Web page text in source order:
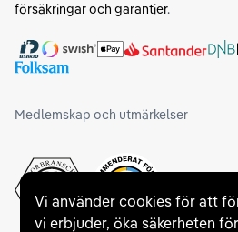
Vi använder cookies för att
vi erbjuder, öka säkerheten
försäkringar och garantier.
Medlemskap och utmärkelser